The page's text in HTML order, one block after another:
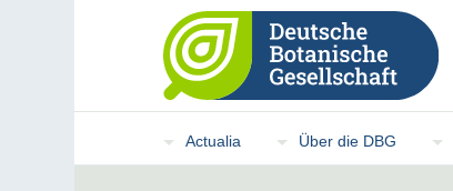
Actualia Über die DBG